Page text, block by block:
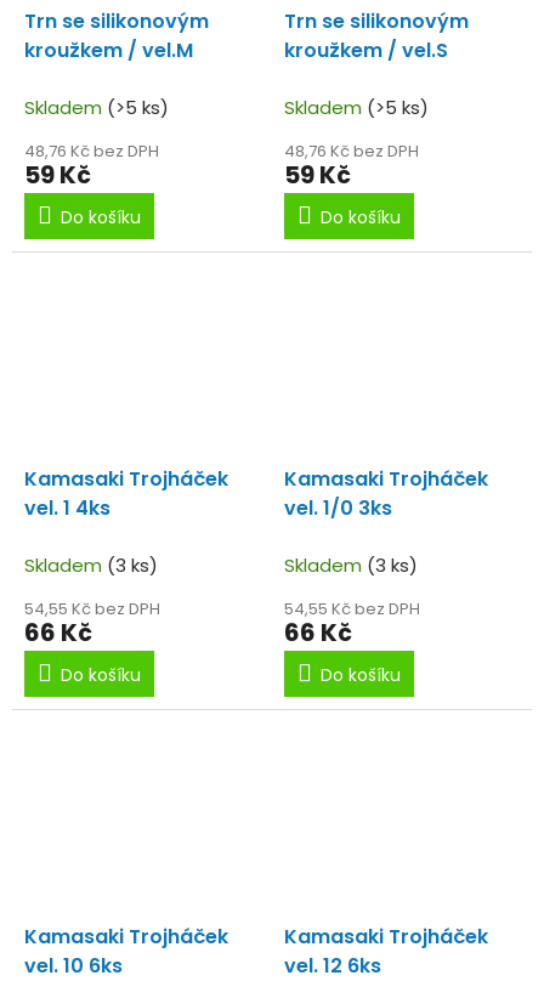
Trn se silikonovým
kroužkem / vel.M
Skladem (>5 ks)
48,76 Kč bez DPH
59 Kč
Do košíku
Trn se silikonovým
kroužkem / vel.S
Skladem (>5 ks)
48,76 Kč bez DPH
59 Kč
Do košíku
Kamasaki Trojháček
vel. 1 4ks
Skladem (3 ks)
54,55 Kč bez DPH
66 Kč
Do košíku
Kamasaki Trojháček
vel. 1/0 3ks
Skladem (3 ks)
54,55 Kč bez DPH
66 Kč
Do košíku
Kamasaki Trojháček
vel. 10 6ks
Kamasaki Trojháček
vel. 12 6ks